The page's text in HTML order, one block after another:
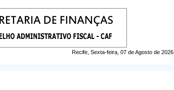
Recife, Sexta-feira, 07 de Agosto de 2026